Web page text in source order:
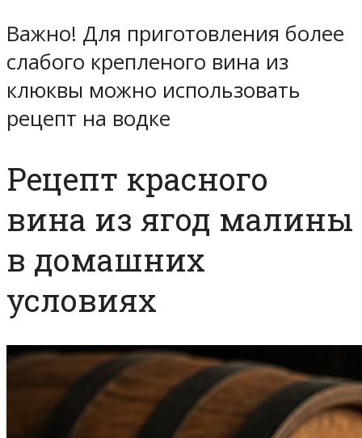
Важно! Для приготовления более
слабого крепленого вина из
клюквы можно использовать
рецепт на водке
Рецепт красного
вина из ягод малины
в домашних
условиях